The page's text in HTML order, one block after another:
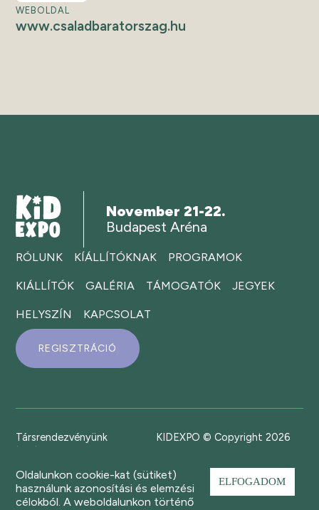
WEBOLDAL
www.csaladbaratorszag.hu
November 21-22.
Budapest Aréna
RÓLUNK KÍÁLLÍTÓKNAK PROGRAMOK
KIÁLLÍTÓK GALÉRIA TÁMOGATÓK JEGYEK
HELYSZÍN KAPCSOLAT
REGISZTRÁCIÓ
Társrendezvényünk KIDEXPO © Copyright 2026
ELFOGADOM
Oldalunkon cookie-kat (sütiket)
használunk azonosítási és elemzési
célokból. A weboldalunkon történő